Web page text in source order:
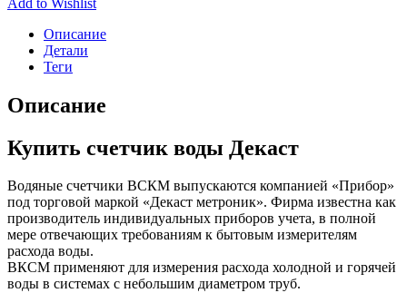
Описание
Детали
Теги
Описание
Купить счетчик воды Декаст
Водяные счетчики ВСКМ выпускаются компанией «Прибор»
под торговой маркой «Декаст метроник». Фирма известна как
производитель индивидуальных приборов учета, в полной
мере отвечающих требованиям к бытовым измерителям
расхода воды.
ВКСМ применяют для измерения расхода холодной и горячей
воды в системах с небольшим диаметром труб.